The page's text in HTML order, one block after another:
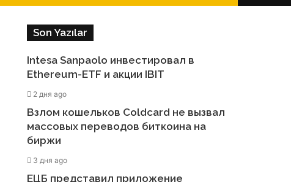
Son Yazılar
Intesa Sanpaolo инвестировал в
Ethereum-ETF и акции IBIT
2 дня ago
Взлом кошельков Coldcard не вызвал
массовых переводов биткоина на
биржи
3 дня ago
ЕЦБ представил приложение